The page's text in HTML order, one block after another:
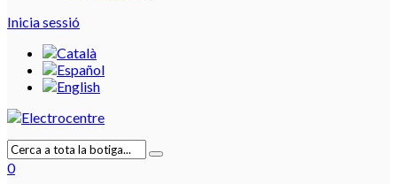
Inicia sessió
0